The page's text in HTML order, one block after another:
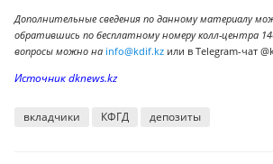
Дополнительные сведения по данному материалу
обратившись по бесплатному номеру колл-центра
вопросы можно на info@kdif.kz или в Telegram-чат
Источник dknews.kz
вкладчики КФГД депозиты